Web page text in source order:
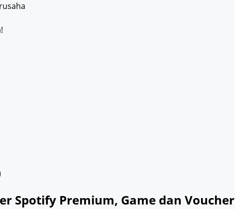
Spotify Premium, Game dan Voucher